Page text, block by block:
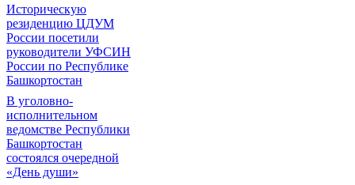
Историческую
резиденцию ЦДУМ
России посетили
руководители УФСИН
России по Республике
Башкортостан
В уголовно-
исполнительном
ведомстве Республики
Башкортостан
состоялся очередной
«День души»